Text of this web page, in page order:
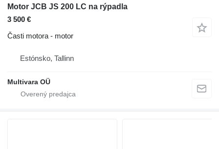
Motor JCB JS 200 LC na rýpadla
3 500 €
Časti motora - motor
Estónsko, Tallinn
Multivara OÜ